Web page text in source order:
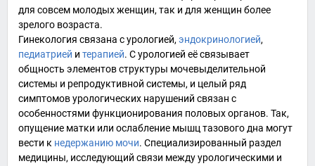
для совсем молодых женщин, так и для женщин более
зрелого возраста.
Гинекология связана сурологией, эндокринологией,
педиатрией и терапией. С урологией её связывает
общность элементов структуры мочевыделительной
системы и репродуктивной системы, и целый ряд
симптомов урологических нарушений связан с
особенностями функционирования половых органов. Так,
опущение матки или ослабление мышц тазового дна могут
вести к недержанию мочи. Специализированный раздел
медицины, исследующий связи между урологическими и